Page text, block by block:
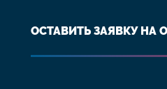
ОСТАВИТЬ ЗАЯВКУ НА